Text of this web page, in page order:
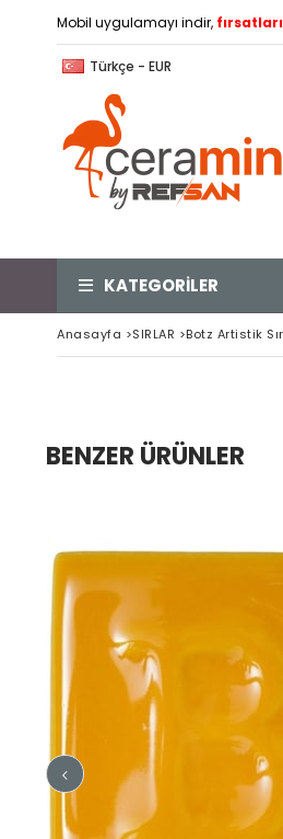
Mobil uygulamayı indir,
Türkçe - EUR
KATEGORİLER
Anasayfa >SIRLAR >Botz Artistik
BENZER ÜRÜNLER